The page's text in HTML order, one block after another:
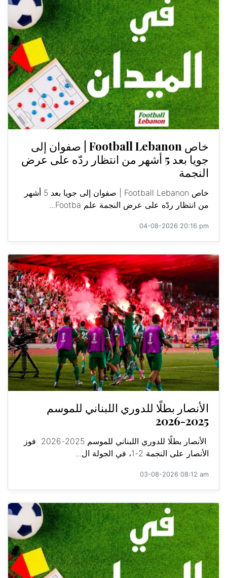
خاص Football Lebanon | صفوان إلى
جويا بعد 5 أشهر من انتظار ردّه على عرض
النجمة
خاص Football Lebanon | صفوان إلى جويا بعد 5 أشهر
من انتظار ردّه على عرض النجمة علم Footba...
04-08-2026 20:16 pm
الأنصار بطلًا للدوري اللبناني للموسم
2025-2026
الأنصار بطلًا للدوري اللبناني للموسم 2025-2026 فوز
الأنصار على النجمة 2-1، في الجولة ال...
03-08-2026 08:12 am